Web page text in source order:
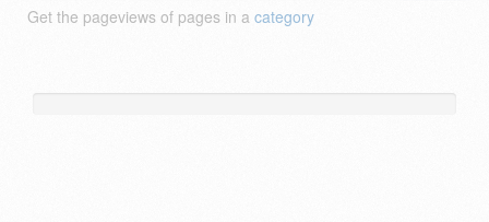
Get the pageviews of pages in a category